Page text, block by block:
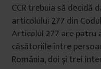
CCR trebuia să decidă
articolului 277 din
Articolul 277 are patru
căsătoriile între
România, doi și trei